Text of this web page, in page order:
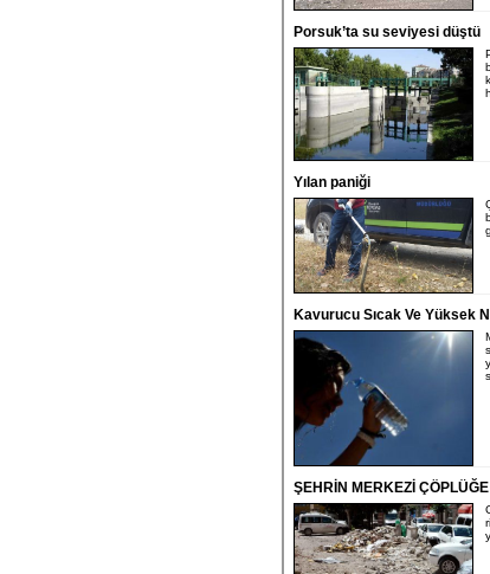
Porsuk’ta su seviyesi düştü
Yılan paniği
Kavurucu Sıcak Ve Yüksek
ŞEHRİN MERKEZİ